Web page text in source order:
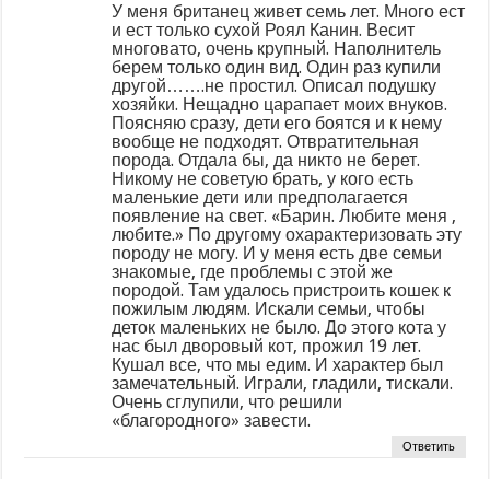
У меня британец живет семь лет. Много ест
и ест только сухой Роял Канин. Весит
многовато, очень крупный. Наполнитель
берем только один вид. Один раз купили
другой…….не простил. Описал подушку
хозяйки. Нещадно царапает моих внуков.
Поясняю сразу, дети его боятся и к нему
вообще не подходят. Отвратительная
порода. Отдала бы, да никто не берет.
Никому не советую брать, у кого есть
маленькие дети или предполагается
появление на свет. «Барин. Любите меня ,
любите.» По другому охарактеризовать эту
породу не могу. И у меня есть две семьи
знакомые, где проблемы с этой же
породой. Там удалось пристроить кошек к
пожилым людям. Искали семьи, чтобы
деток маленьких не было. До этого кота у
нас был дворовый кот, прожил 19 лет.
Кушал все, что мы едим. И характер был
замечательный. Играли, гладили, тискали.
Очень сглупили, что решили
«благородного» завести.
Ответить